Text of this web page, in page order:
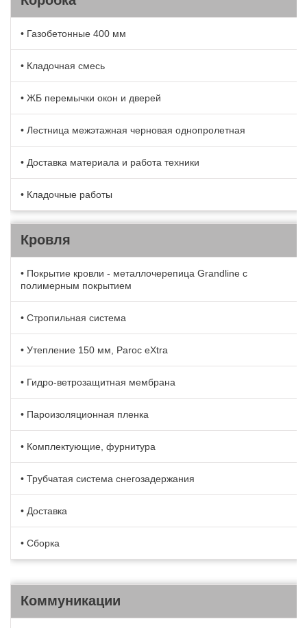
• Газобетонные 400 мм
• Кладочная смесь
• ЖБ перемычки окон и дверей
• Лестница межэтажная черновая однопролетная
• Доставка материала и работа техники
• Кладочные работы
Кровля
• Покрытие кровли - металлочерепица Grandline с
полимерным покрытием
• Стропильная система
• Утепление 150 мм, Paroc eXtra
• Гидро-ветрозащитная мембрана
• Пароизоляционная пленка
• Комплектующие, фурнитура
• Трубчатая система снегозадержания
• Доставка
• Сборка
Коммуникации